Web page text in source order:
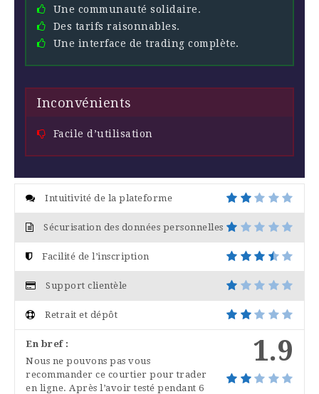
Une communauté solidaire.
Des tarifs raisonnables.
Une interface de trading complète.
Inconvénients
Facile d’utilisation
Intuitivité de la plateforme
Sécurisation des données personnelles
Facilité de l’inscription
Support clientèle
Retrait et dépôt
1.9
En bref :
Nous ne pouvons pas vous
recommander ce courtier pour trader
en ligne. Après l’avoir testé pendant 6